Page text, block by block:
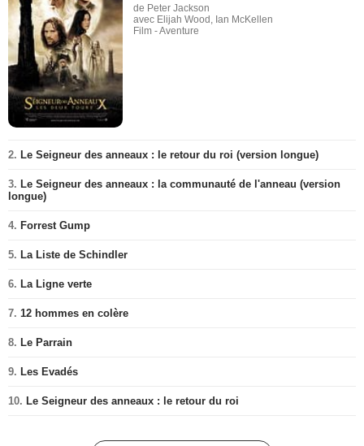
de Peter Jackson
avec Elijah Wood, Ian McKellen
Film - Aventure
2. Le Seigneur des anneaux : le retour du roi (version longue)
3. Le Seigneur des anneaux : la communauté de l'anneau (version
longue)
4. Forrest Gump
5. La Liste de Schindler
6. La Ligne verte
7. 12 hommes en colère
8. Le Parrain
9. Les Evadés
10. Le Seigneur des anneaux : le retour du roi